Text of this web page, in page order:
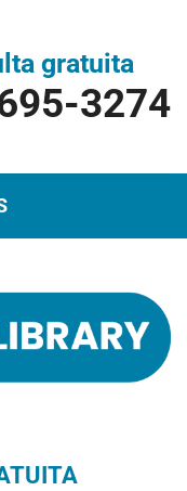
gratuita
3274